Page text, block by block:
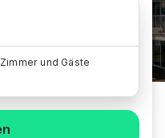
Zimmer und Gäste